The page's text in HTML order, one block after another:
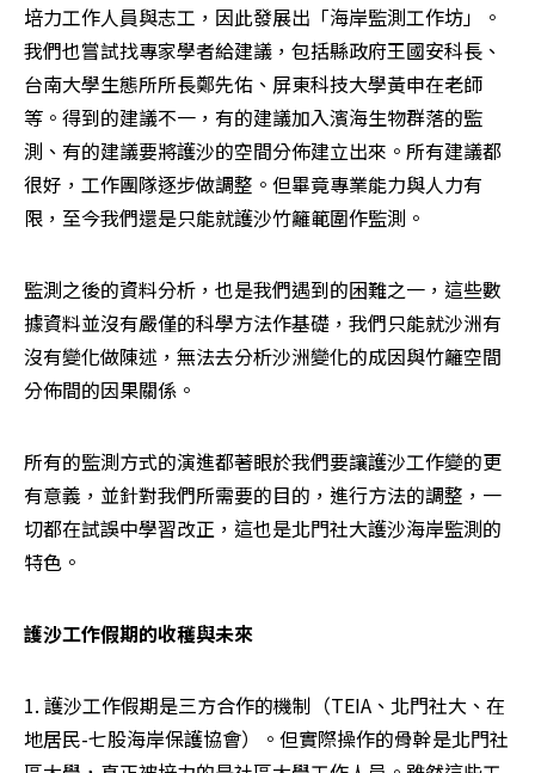
培力工作人員與志工，因此發展出「海岸監測工作坊」。
我們也嘗試找專家學者給建議，包括縣政府王國安科長、
台南大學生態所所長鄭先佑、屏東科技大學黃申在老師
等。得到的建議不一，有的建議加入濱海生物群落的監
測、有的建議要將護沙的空間分佈建立出來。所有建議都
很好，工作團隊逐步做調整。但畢竟專業能力與人力有
限，至今我們還是只能就護沙竹籬範圍作監測。
監測之後的資料分析，也是我們遇到的困難之一，這些數
據資料並沒有嚴僅的科學方法作基礎，我們只能就沙洲有
沒有變化做陳述，無法去分析沙洲變化的成因與竹籬空間
分佈間的因果關係。
所有的監測方式的演進都著眼於我們要讓護沙工作變的更
有意義，並針對我們所需要的目的，進行方法的調整，一
切都在試誤中學習改正，這也是北門社大護沙海岸監測的
特色。
護沙工作假期的收穫與未來
1. 護沙工作假期是三方合作的機制（TEIA、北門社大、在
地居民-七股海岸保護協會）。但實際操作的骨幹是北門社